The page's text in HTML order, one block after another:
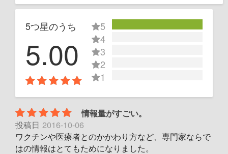
5つ星のうち
5.00
5
4
3
2
1
情報量がすごい。
投稿日 2016-10-06
ワクチンや医療者とのかかわり方など、専門家ならで
はの情報はとてもためになりました。